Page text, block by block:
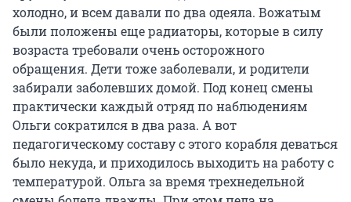
холодно, и всем давали по два одеяла. Вожатым
были положены еще радиаторы, которые в силу
возраста требовали очень осторожного
обращения. Дети тоже заболевали, и родители
забирали заболевших домой. Под конец смены
практически каждый отряд по наблюдениям
Ольги сократился в два раза. А вот
педагогическому составу с этого корабля деваться
было некуда, и приходилось выходить на работу с
температурой. Ольга за время трехнедельной